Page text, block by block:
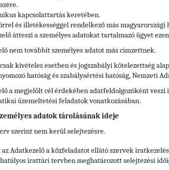
kapcsolattartás keretében.
és illetékességgel rendelkező más
átteszi a személyes adatokat tartalmazó ügyet
nem továbbít személyes adatot más címzettnek.
kivételes esetben és jogszabályi kötelezettség
hatóság és szabálysértési hatóság, Nemzeti
a megjelölt cél érdekében adatfeldolgozóként
üzemeltetési feladatok vonatkozásában.
adatok tárolásának ideje
szerint nem kerül selejtezésre.
az Adatkezelő a közfeladatot ellátó szervek
irattári tervben meghatározott selejtezési